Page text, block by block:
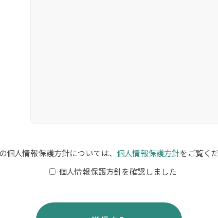
個人情報保護方針については、 個人情報保護方針をご覧く
個人情報保護方針を確認しました